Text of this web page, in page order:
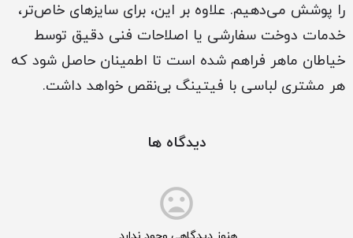
را پوشش می‌دهیم. علاوه بر این، برای سایزهای خاص‌تر،
خدمات دوخت سفارشی یا اصلاحات فنی دقیق توسط
خیاطان ماهر فراهم شده است تا اطمینان حاصل شود که
هر مشتری لباسی با فیتینگ بی‌نقص خواهد داشت.
دیدگاه ها